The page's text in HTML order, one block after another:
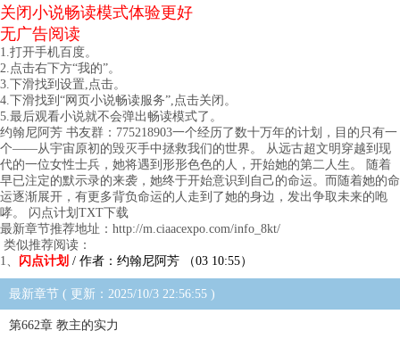
关闭小说畅读模式体验更好
无广告阅读
1.打开手机百度。
2.点击右下方“我的”。
3.下滑找到设置,点击。
4.下滑找到“网页小说畅读服务”,点击关闭。
5.最后观看小说就不会弹出畅读模式了。
约翰尼阿芳 书友群：775218903一个经历了数十万年的计划，目的只有一
个——从宇宙原初的毁灭手中拯救我们的世界。 从远古超文明穿越到现
代的一位女性士兵，她将遇到形形色色的人，开始她的第二人生。 随着
早已注定的默示录的来袭，她终于开始意识到自己的命运。而随着她的命
运逐渐展开，有更多背负命运的人走到了她的身边，发出争取未来的咆
哮。 闪点计划TXT下载
最新章节推荐地址：http://m.ciaacexpo.com/info_8kt/
类似推荐阅读：
1、
闪点计划 / 作者：约翰尼阿芳 （03 10:55）
最新章节 ( 更新：2025/10/3 22:56:55 )
第662章 教主的实力